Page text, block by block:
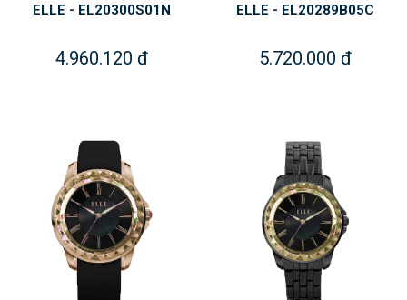
ELLE - EL20300S01N
4.960.120 đ
ELLE - EL20289B05C
5.720.000 đ